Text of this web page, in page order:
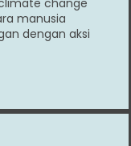
change
manusia
dengan aksi